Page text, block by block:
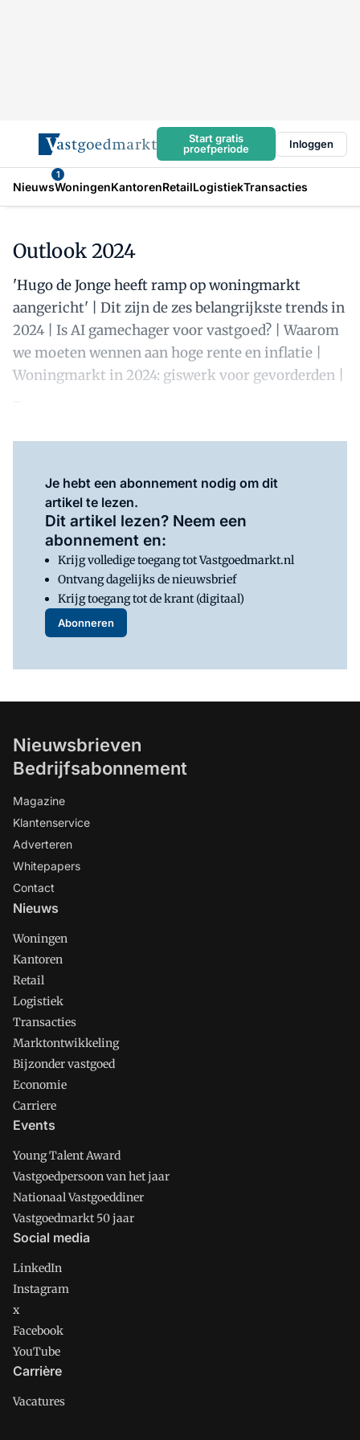
Start gratis
proefperiode
Inloggen
Nieuws
1
WoningenKantorenRetailLogistiekTransacties
Outlook 2024
'Hugo de Jonge heeft ramp op woningmarkt
aangericht' | Dit zijn de zes belangrijkste trends in
2024 | Is AI gamechager voor vastgoed? | Waarom
we moeten wennen aan hoge rente en inflatie |
Woningmarkt in 2024: giswerk voor gevorderden |
Je hebt een abonnement nodig om dit
artikel te lezen.
Dit artikel lezen? Neem een
abonnement en:
Krijg volledige toegang tot Vastgoedmarkt.nl
Ontvang dagelijks de nieuwsbrief
Krijg toegang tot de krant (digitaal)
Abonneren
Nieuwsbrieven
Bedrijfsabonnement
Magazine
Klantenservice
Adverteren
Whitepapers
Contact
Nieuws
Woningen
Kantoren
Retail
Logistiek
Transacties
Marktontwikkeling
Bijzonder vastgoed
Economie
Carriere
Events
Young Talent Award
Vastgoedpersoon van het jaar
Nationaal Vastgoeddiner
Vastgoedmarkt 50 jaar
Social media
LinkedIn
Instagram
x
Facebook
YouTube
Carrière
Vacatures